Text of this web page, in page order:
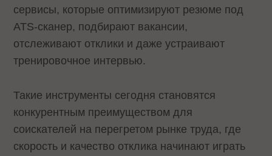
сервисы, которые оптимизируют резюме под
ATS-сканер, подбирают вакансии,
отслеживают отклики и даже устраивают
тренировочное интервью.
Такие инструменты сегодня становятся
конкурентным преимуществом для
соискателей на перегретом рынке труда, где
скорость и качество отклика начинают играть